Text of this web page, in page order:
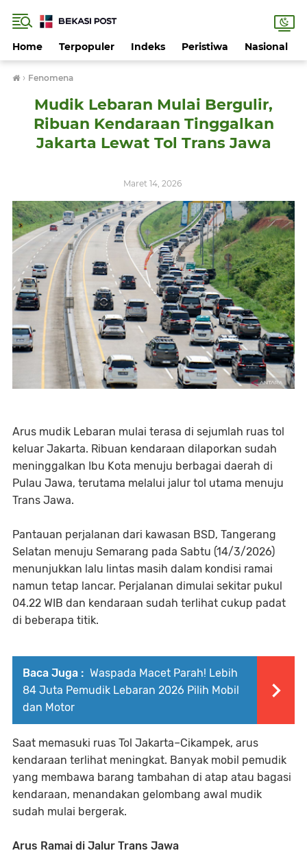
Home Terpopuler Indeks Peristiwa Nasional
› Fenomena
Mudik Lebaran Mulai Bergulir,
Ribuan Kendaraan Tinggalkan
Jakarta Lewat Tol Trans Jawa
Maret 14, 2026
Arus mudik Lebaran mulai terasa di sejumlah ruas tol
keluar Jakarta. Ribuan kendaraan dilaporkan sudah
meninggalkan Ibu Kota menuju berbagai daerah di
Pulau Jawa, terutama melalui jalur tol utama menuju
Trans Jawa.
Pantauan perjalanan dari kawasan BSD, Tangerang
Selatan menuju Semarang pada Sabtu (14/3/2026)
menunjukkan lalu lintas masih dalam kondisi ramai
namun tetap lancar. Perjalanan dimulai sekitar pukul
04.22 WIB dan kendaraan sudah terlihat cukup padat
di beberapa titik.
Baca Juga : Waspada Macet Parah! Lebih
84 Juta Pemudik Lebaran 2026 Pilih Mobil
dan Motor
Saat memasuki ruas Tol Jakarta–Cikampek, arus
kendaraan terlihat meningkat. Banyak mobil pemudik
yang membawa barang tambahan di atap atau bagasi
kendaraan, menandakan gelombang awal mudik
sudah mulai bergerak.
Arus Ramai di Jalur Trans Jawa